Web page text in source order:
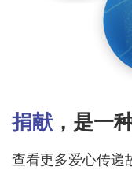
捐献 ，是一
查看更多爱心传递